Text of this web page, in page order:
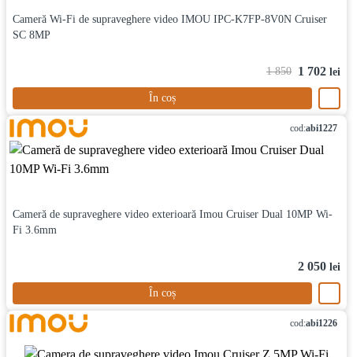
Cameră Wi-Fi de supraveghere video IMOU IPC-K7FP-8V0N Cruiser
SC 8MP
1 850 1 702 lei
În coș
cod:abi1227
Cameră de supraveghere video exterioară Imou Cruiser Dual 10MP Wi-
Fi 3.6mm
2 050 lei
În coș
cod:abi1226